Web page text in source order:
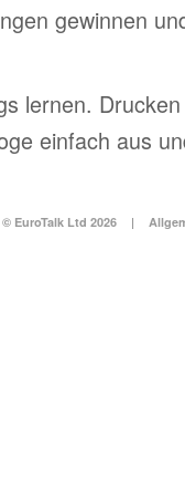
gewinnen
lernen.
einfach aus
© EuroTalk Ltd 2026 |